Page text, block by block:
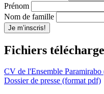
Prénom
Nom de famille
Fichiers
CV de l'Ensemble
Dossier de presse (format pdf)